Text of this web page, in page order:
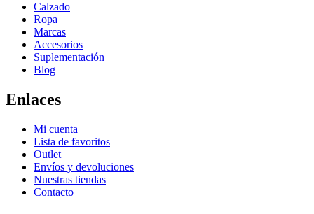
Calzado
Ropa
Marcas
Accesorios
Suplementación
Blog
Enlaces
Mi cuenta
Lista de favoritos
Outlet
Envíos y devoluciones
Nuestras tiendas
Contacto